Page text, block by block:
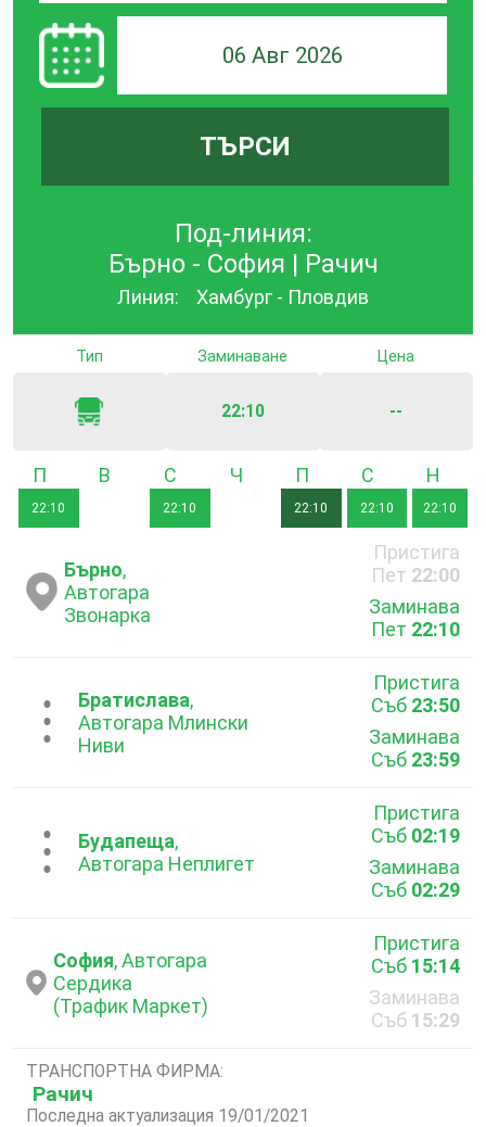
06 Авг 2026
ТЪРСИ
Под-линия:
Бърно - София | Рачич
Линия: Хамбург - Пловдив
Тип Заминаване
22:10
Цена
--
Понеделник
22:10
Вторник
22:10
Четвъртък
22:10
Събота
22:10 22:10
Бърно,
Автогара
Звонарка
Пристига
Пет 22:00
Заминава
Пет 22:10
...Братислава,
Автогара Млински
Ниви
Пристига
Съб 23:50
Заминава
Съб 23:59
...Будапеща,
Автогара Неплигет
Пристига
Съб 02:19
Заминава
Съб 02:29
София, Автогара
Сердика
(Трафик Маркет)
Пристига
Съб 15:14
Заминава
Съб 15:29
ТРАНСПОРТНА ФИРМА:
Рачич
Последна актуализация 19/01/2021